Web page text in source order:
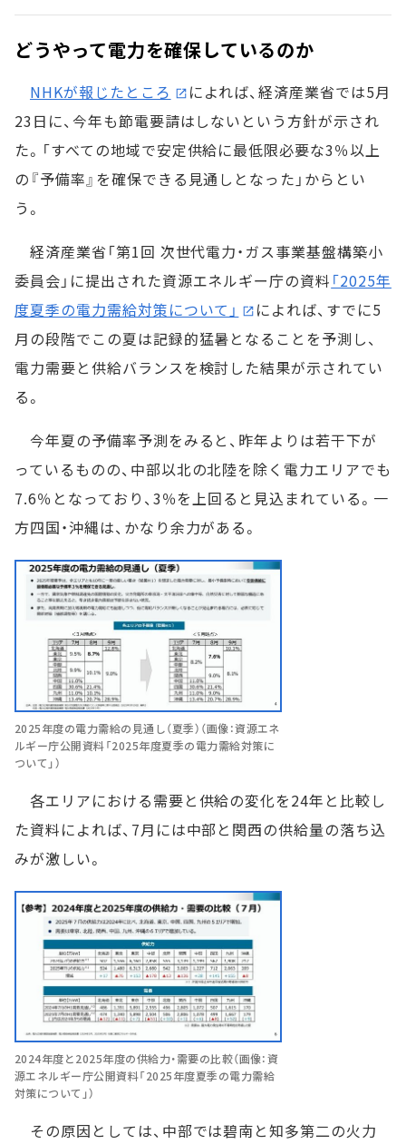
どうやって電力を確保しているのか
NHKが報じたところ
によれば、経済産業省では5月
23日に、今年も節電要請はしないという方針が示され
た。「すべての地域で安定供給に最低限必要な3％以上
の『予備率』を確保できる見通しとなった」からとい
う。
経済産業省「第1回 次世代電力・ガス事業基盤構築小
委員会」に提出された資源エネルギー庁の資料 「2025年
度夏季の電力需給対策について」
によれば、すでに5
月の段階でこの夏は記録的猛暑となることを予測し、
電力需要と供給バランスを検討した結果が示されてい
る。
今年夏の予備率予測をみると、昨年よりは若干下が
っているものの、中部以北の北陸を除く電力エリアでも
7.6％となっており、3％を上回ると見込まれている。一
方四国・沖縄は、かなり余力がある。
2025年度の電力需給の見通し（夏季）（画像：資源エネ
ルギー庁公開資料「2025年度夏季の電力需給対策に
ついて」）
各エリアにおける需要と供給の変化を24年と比較し
た資料によれば、7月には中部と関西の供給量の落ち込
みが激しい。
2024年度と2025年度の供給力・需要の比較（画像：資
源エネルギー庁公開資料「2025年度夏季の電力需給
対策について」）
その原因としては、中部では碧南と知多第二の火力